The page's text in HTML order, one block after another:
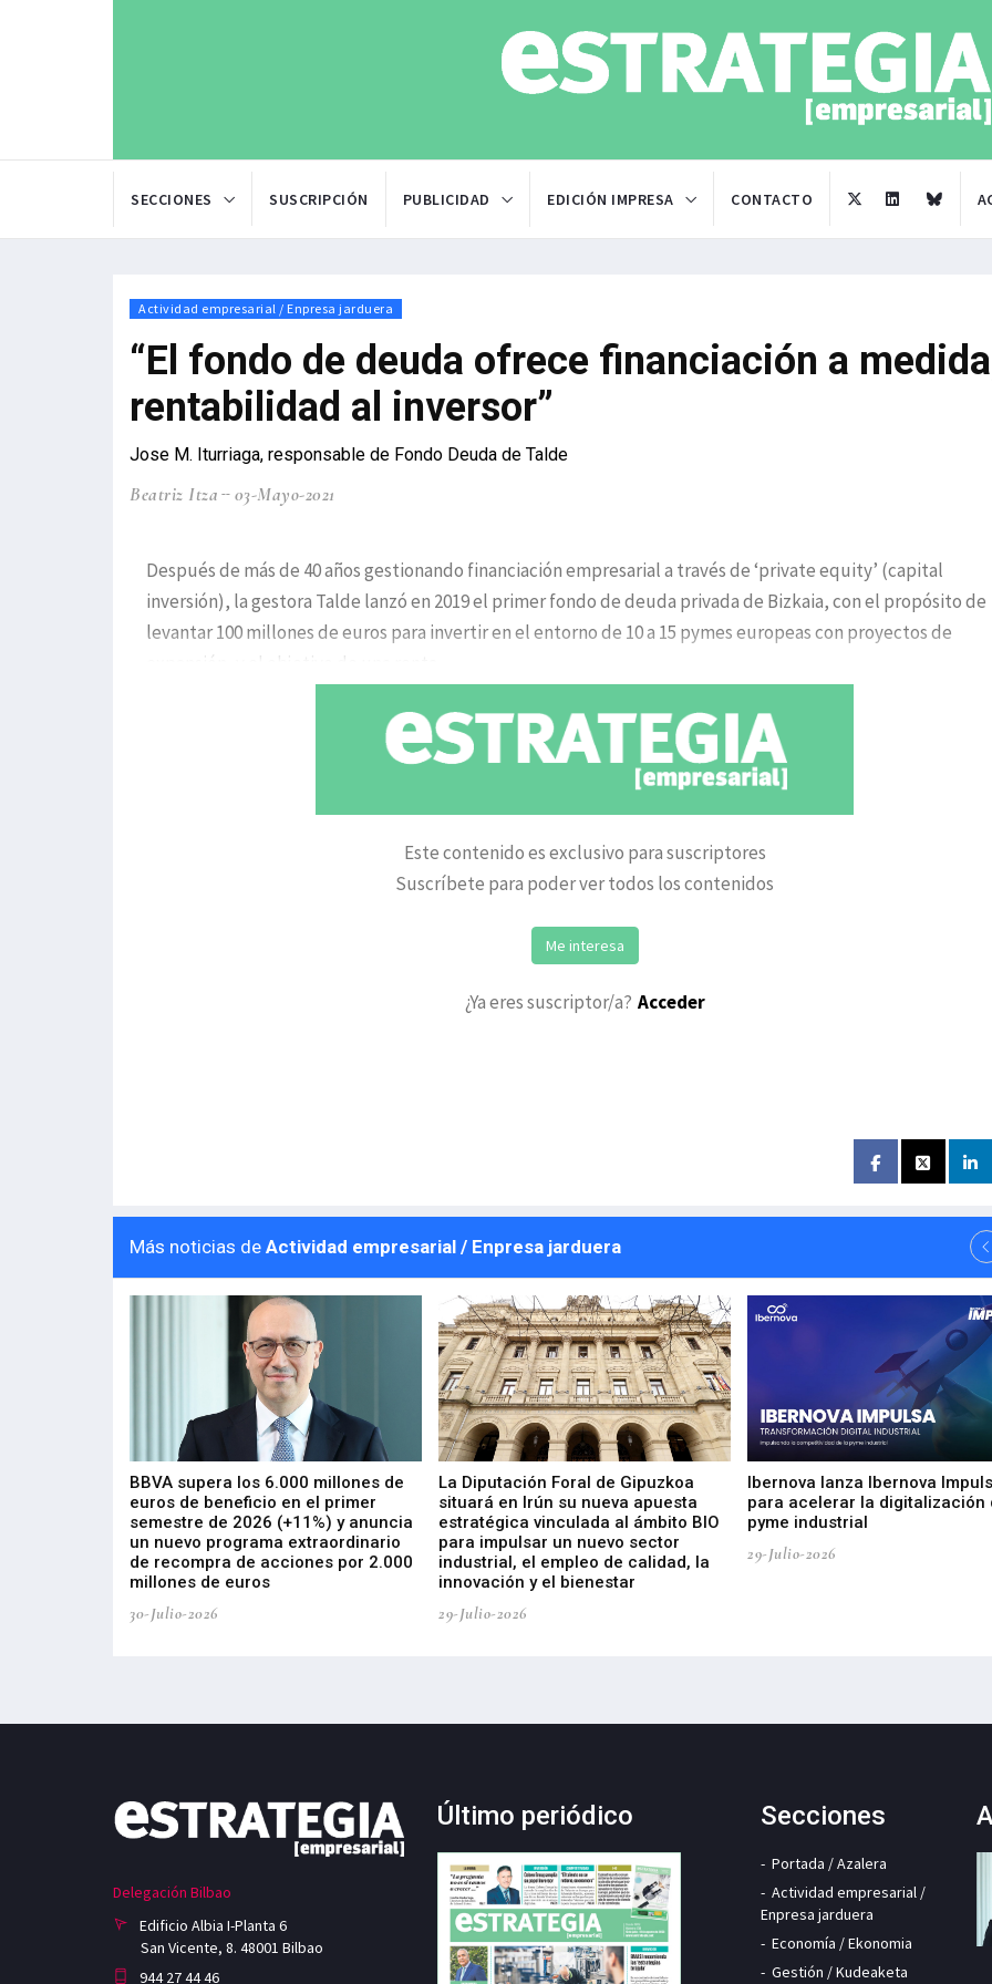
SECCIONES SUSCRIPCIÓN PUBLICIDAD EDICIÓN IMPRESA CONTACTO
Actividad empresarial / Enpresa jarduera
“El fondo de deuda ofrece financiación a
rentabilidad al inversor”
Jose M. Iturriaga, responsable de Fondo Deuda de Talde
Beatriz Itza 03-Mayo-2021
Después de más de 40 años gestionando financiación empresarial a través de ‘private equity’ (capital
inversión), la gestora Talde lanzó en 2019 el primer fondo de deuda privada de Bizkaia, con el propósito de
levantar 100 millones de euros para invertir en el entorno de 10 a 15 pymes europeas con proyectos de
expansión, y el objetivo de una renta
Este contenido es exclusivo para suscriptores
Suscríbete para poder ver todos los contenidos
Me interesa
¿Ya eres suscriptor/a? Acceder
Más noticias de Actividad empresarial / Enpresa jarduera
BBVA supera los 6.000 millones de
euros de beneficio en el primer
semestre de 2026 (+11%) y anuncia
un nuevo programa extraordinario
de recompra de acciones por 2.000
millones de euros
30-Julio-2026
La Diputación Foral de Gipuzkoa
situará en Irún su nueva apuesta
estratégica vinculada al ámbito BIO
para impulsar un nuevo sector
industrial, el empleo de calidad, la
innovación y el bienestar
29-Julio-2026
Ibernova lanza Ibernova
para acelerar la digitalización
pyme industrial
29-Julio-2026
Delegación Bilbao
Edificio Albia I-Planta 6
San Vicente, 8. 48001 Bilbao
944 27 44 46
Último periódico Secciones
Portada / Azalera
Actividad empresarial /
Enpresa jarduera
Economía / Ekonomia
Gestión / Kudeaketa